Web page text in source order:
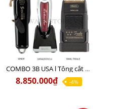
COMBO 3B USA l Tông cắt SENIOR + Tông viền DETAILER PRO LI + Cạo khô FINALE
8.850.000₫ -4%